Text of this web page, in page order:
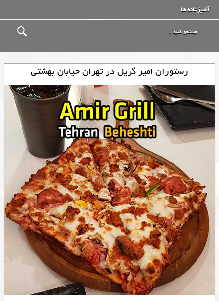
آشپزخانه ها
رستوران امیر گریل در تهران خیابان بهشتی